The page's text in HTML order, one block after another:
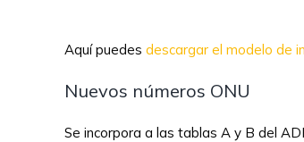
Aquí puedes descargar el modelo de
Nuevos números ONU
Se incorpora a las tablas A y B del